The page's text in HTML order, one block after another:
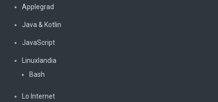
Applegrad
Java & Kotlin
JavaScript
Linuxlandia
Bash
Lo Internet